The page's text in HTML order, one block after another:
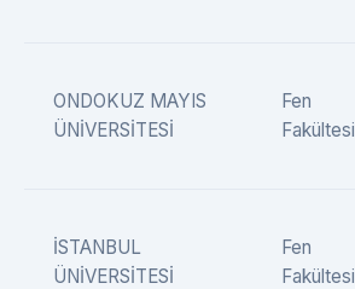
ONDOKUZ MAYIS
ÜNİVERSİTESİ
Fen
Fakültesi
İSTANBUL
ÜNİVERSİTESİ
Fen
Fakültesi